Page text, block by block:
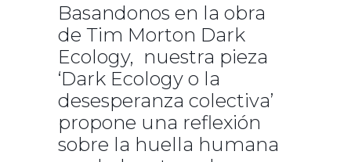
Basandonos en la obra
de Tim Morton Dark
Ecology, nuestra pieza
‘Dark Ecology o la
desesperanza colectiva’
propone una reflexión
sobre la huella humana